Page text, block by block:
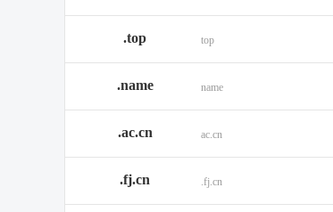
.top top
.name name
.ac.cn ac.cn
.fj.cn .fj.cn